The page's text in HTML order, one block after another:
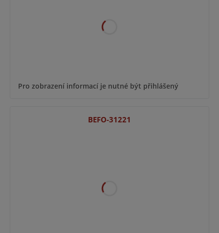
Pro zobrazení informací je nutné být přihlášený
BEFO-31221